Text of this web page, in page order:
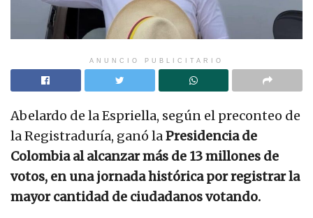
ANUNCIO PUBLICITARIO
Abelardo de la Espriella, según el preconteo de
la Registraduría, ganó laPresidencia de
Colombia al alcanzar más de 13 millones de
votos, en una jornada histórica por registrar la
mayor cantidad de ciudadanos votando.